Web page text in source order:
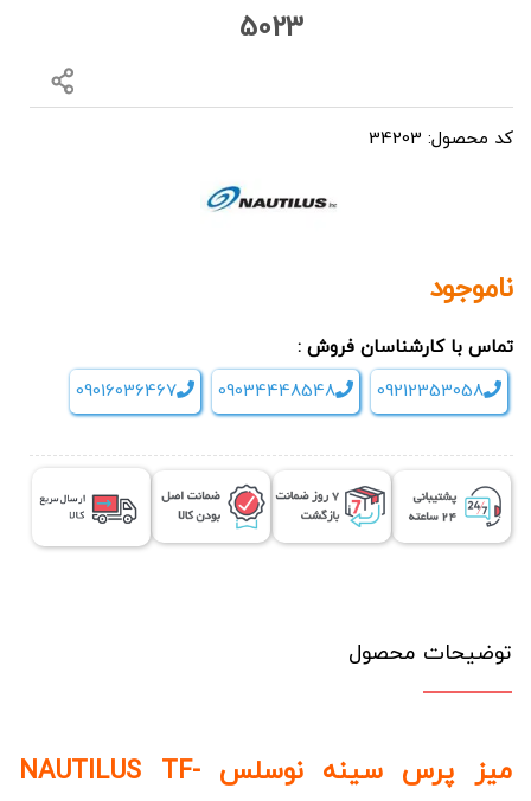
5023
کد محصول: 34203
ناموجود
تماس با کارشناسان فروش :
09212353058
09034448548
09016036467
توضیحات محصول
میز پرس سینه نوسلس NAUTILUS TF-